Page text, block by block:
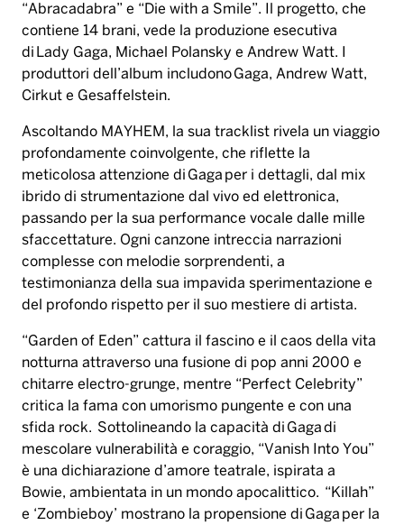
“Abracadabra” e “Die with a Smile”. Il progetto, che
contiene 14 brani, vede la produzione esecutiva
di Lady Gaga, Michael Polansky e Andrew Watt. I
produttori dell’album includono Gaga, Andrew Watt,
Cirkut e Gesaffelstein.
Ascoltando MAYHEM, la sua tracklist rivela un viaggio
profondamente coinvolgente, che riflette la
meticolosa attenzione di Gaga per i dettagli, dal mix
ibrido di strumentazione dal vivo ed elettronica,
passando per la sua performance vocale dalle mille
sfaccettature. Ogni canzone intreccia narrazioni
complesse con melodie sorprendenti, a
testimonianza della sua impavida sperimentazione e
del profondo rispetto per il suo mestiere di artista.
“Garden of Eden” cattura il fascino e il caos della vita
notturna attraverso una fusione di pop anni 2000 e
chitarre electro-grunge, mentre “Perfect Celebrity”
critica la fama con umorismo pungente e con una
sfida rock. Sottolineando la capacità di Gaga di
mescolare vulnerabilità e coraggio, “Vanish Into You”
è una dichiarazione d’amore teatrale, ispirata a
Bowie, ambientata in un mondo apocalittico. “Killah”
e ‘Zombieboy’ mostrano la propensione di Gaga per la